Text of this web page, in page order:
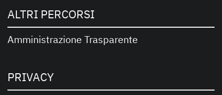
ALTRI PERCORSI
Amministrazione Trasparente
PRIVACY